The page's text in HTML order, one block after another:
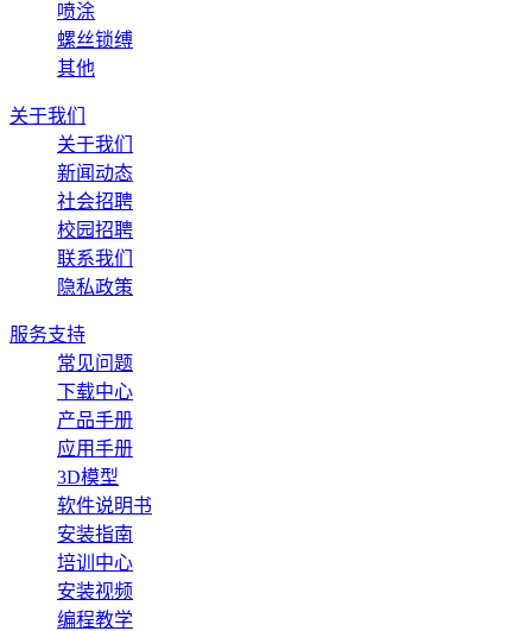
喷涂
螺丝锁缚
其他
关于我们
关于我们
新闻动态
社会招聘
校园招聘
联系我们
隐私政策
服务支持
常见问题
下载中心
产品手册
应用手册
3D模型
软件说明书
安装指南
培训中心
安装视频
编程教学